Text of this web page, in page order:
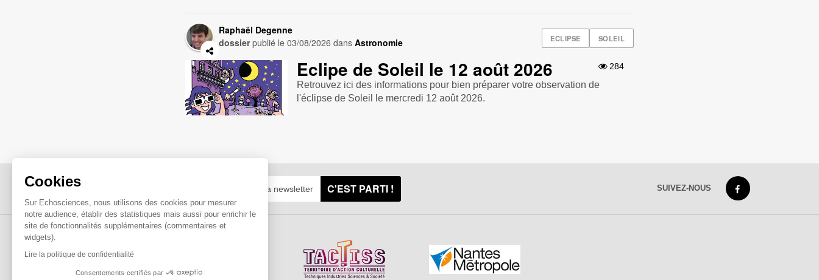
Cookies
Sur Echosciences, nous utilisons des cookies pour mesurer
notre audience, établir des statistiques mais aussi pour enrichir le
site de fonctionnalités supplémentaires (commentaires et
widgets).
Lire la politique de confidentialité
Consentements certifiés par
ECLIPSE SOLEIL
Raphaël Degenne
dossierpublié le03/08/2026 dansAstronomie
284
Eclipe de Soleil le 12 août 2026
Retrouvez ici des informations pour bien préparer votre observation de
l'éclipse de Soleil le mercredi 12 août 2026.
C'EST PARTI ! SUIVEZ-NOUS